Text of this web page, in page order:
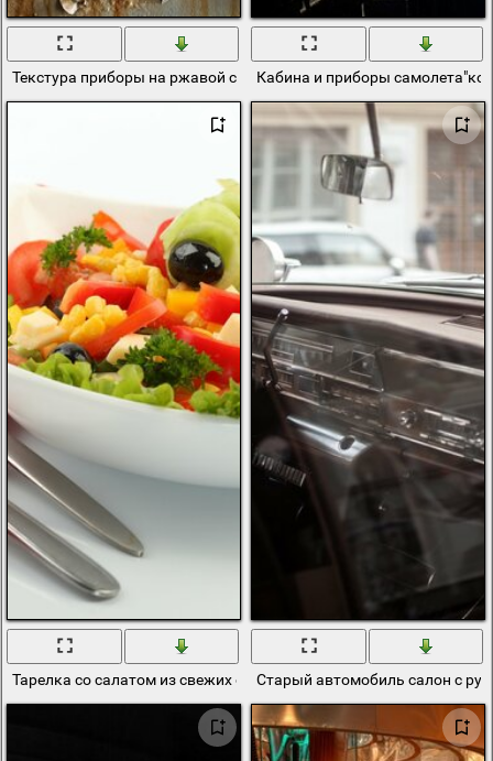
Текстура приборы на ржавой стенеКабина и приборы
Тарелка со салатом из свежих овощей. Столовые приборы на
Старый автомобиль салон с